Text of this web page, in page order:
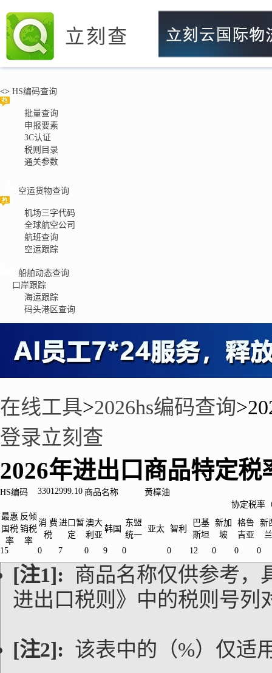
立刻查
<> HS编码查询
批量查询
申报要素
3C认证
税则目录
通关参数
空运货物查询
机场三字代码
全球航空公司
航班查询
空运跟踪
船舶动态查询
口岸跟踪
海运跟踪
码头港区查询
在线工具>2026hs编码查询>
登录立刻查
2026年进出口商品特定税
HS编码 33012999.10 商品名称
黄樟油
协定税率
最惠
国税
率
反倾
销税
率
消 费
税
进口暂
定
澳大
利亚
韩国
东盟
统一
亚太 智利
巴基
斯坦
新加
坡
格鲁
吉亚
新
兰
15
0 7 0 9 0 0 12 0 0 0
[注1]: 商品名称仅供参考，
进出口税则》中的税则号列
[注2]: 该表中的（%）仅适